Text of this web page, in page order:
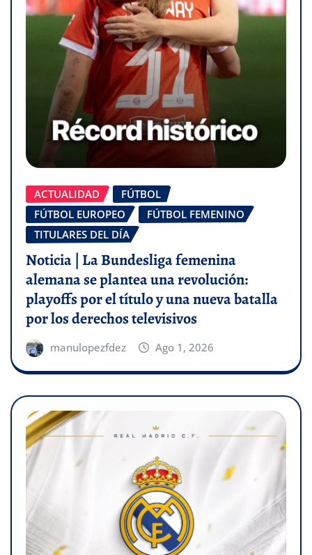
ACTUALIDAD
FÚTBOL
FÚTBOL EUROPEO
FÚTBOL FEMENINO
TITULARES DEL DÍA
Noticia | La Bundesliga femenina
alemana se plantea una revolución:
playoffs por el título y una nueva batalla
por los derechos televisivos
manulopezfdez Ago 1, 2026